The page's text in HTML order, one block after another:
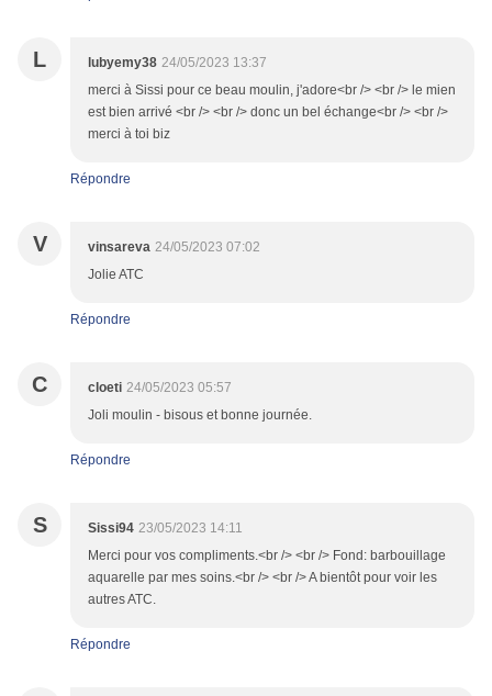
L lubyemy38 24/05/2023 13:37
merci à Sissi pour ce beau moulin, j'adore<br /> <br /> le mien
est bien arrivé <br /> <br /> donc un bel échange<br /> <br />
merci à toi biz
Répondre
V vinsareva 24/05/2023 07:02
Jolie ATC
Répondre
C cloeti 24/05/2023 05:57
Joli moulin - bisous et bonne journée.
Répondre
S Sissi94 23/05/2023 14:11
Merci pour vos compliments.<br /> <br /> Fond: barbouillage
aquarelle par mes soins.<br /> <br /> A bientôt pour voir les
autres ATC.
Répondre